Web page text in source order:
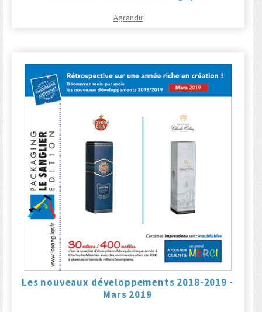
Agrandir
Les nouveaux développements 2018-2019 -
Mars 2019